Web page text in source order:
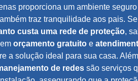
proporciona um ambiente
traz tranquilidade aos pais.
custa uma rede de proteção,
orçamento gratuito e
a solução ideal para sua casa.
de redes são serviços